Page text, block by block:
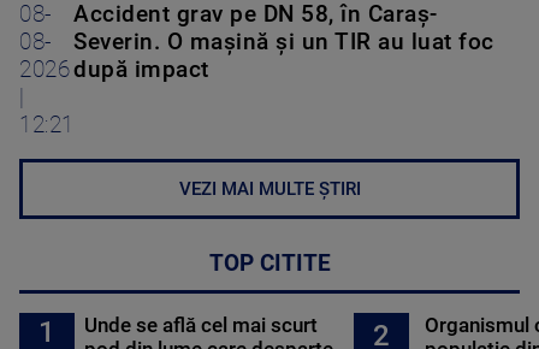
08-
08-
2026
12:21
Accident grav pe DN 58, în Caraș-
Severin. O mașină și un TIR au luat foc
după impact
VEZI MAI MULTE ȘTIRI
TOP CITITE
1
Unde se află cel mai scurt
2
Organismul